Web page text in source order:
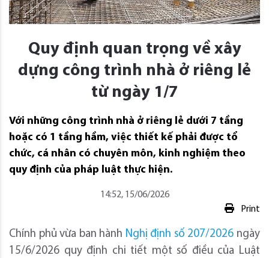
Quy định quan trọng về xây
dựng công trình nhà ở riêng lẻ
từ ngày 1/7
Với những công trình nhà ở riêng lẻ dưới 7 tầng
hoặc có 1 tầng hầm, việc thiết kế phải được tổ
chức, cá nhân có chuyên môn, kinh nghiệm theo
quy định của pháp luật thực hiện.
14:52, 15/06/2026
Print
Chính phủ vừa ban hành Nghị định số 207/2026 ngày
15/6/2026 quy định chi tiết một số điều của Luật